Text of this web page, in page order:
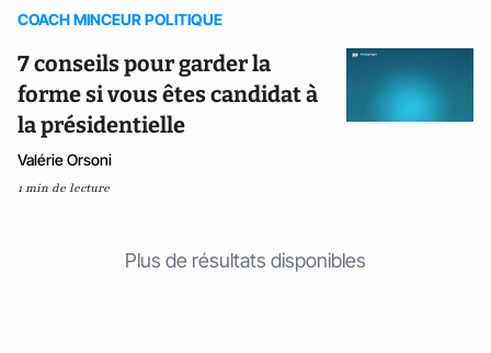
COACH MINCEUR POLITIQUE
7 conseils pour garder la
forme si vous êtes candidat à
la présidentielle
Valérie Orsoni
1 min de lecture
Plus de résultats disponibles